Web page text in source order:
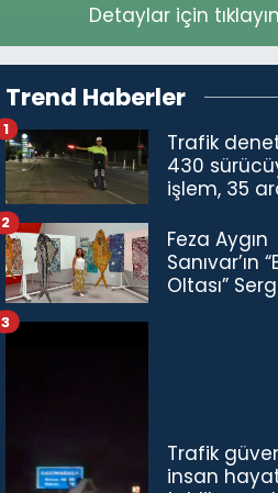
Detaylar için tıklayın
Trend Haberler
Trafik
430
işlem, 35
1
Feza Aygın
Sanıvar’ın
Oltası”
2
Trafik
insan
3